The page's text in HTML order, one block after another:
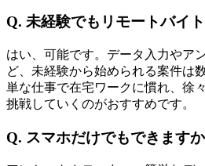
Q. 未経験でもリモートバイ
はい、可能です。データ入力やア
ど、未経験から始められる案件は
単な仕事で在宅ワークに慣れ、徐
挑戦していくのがおすすめです。
Q. スマホだけでもできます